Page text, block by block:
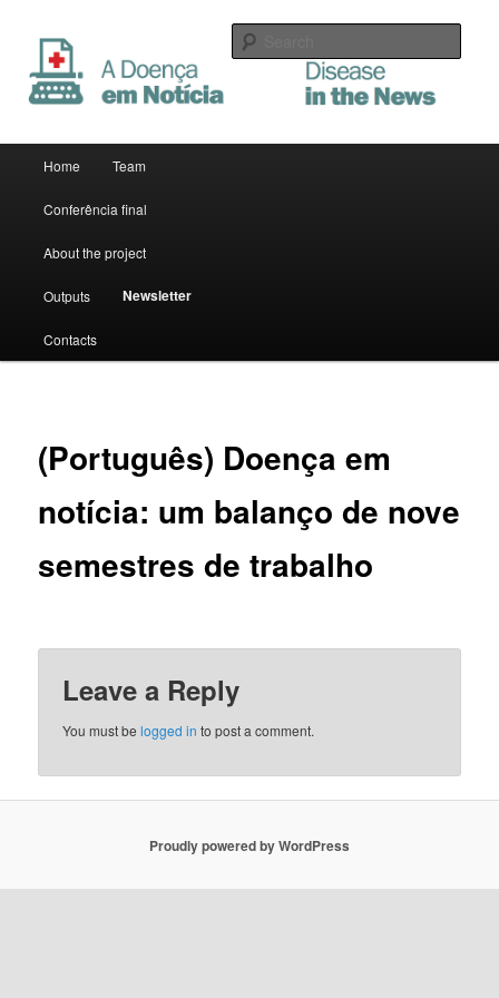
A Doença em Notícia
Skip to primary content
Skip to secondary content
Home Team
Conferência final
About the project
Outputs Newsletter
Contacts
(Português) Doença em
notícia: um balanço de nove
semestres de trabalho
Leave a Reply
You must belogged in to post a comment.
Proudly powered by WordPress